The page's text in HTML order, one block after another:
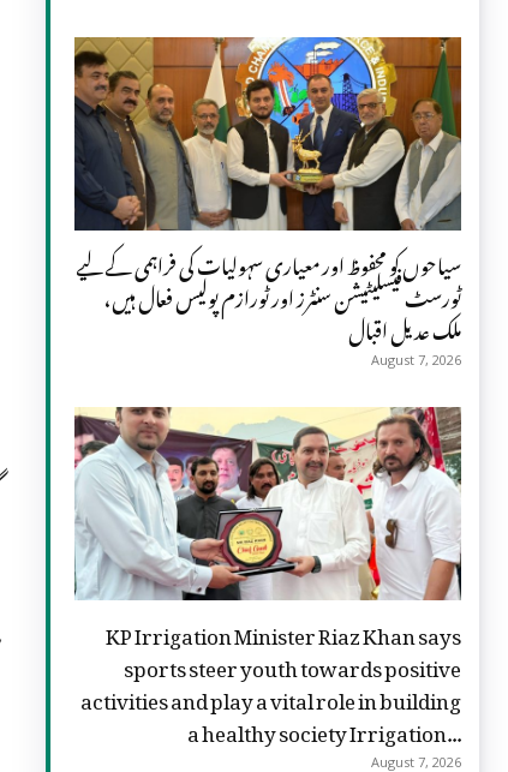
سیاحوں کو محفوظ اور معیاری سہولیات کی فراہمی کے لیے
ٹورسٹ فیسلیٹیشن سنٹرز اور ٹورازم پولیس فعال ہیں،
ملک عدیل اقبال
August 7, 2026
KP Irrigation Minister Riaz Khan says
sports steer youth towards positive
activities and play a vital role in building
a healthy society Irrigation...
August 7, 2026